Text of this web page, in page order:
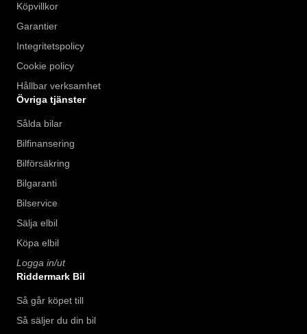
Köpvillkor
Garantier
Integritetspolicy
Cookie policy
Hållbar verksamhet
Övriga tjänster
Sålda bilar
Bilfinansering
Bilförsäkring
Bilgaranti
Bilservice
Sälja elbil
Köpa elbil
Logga in/ut
Riddermark Bil
Så går köpet till
Så säljer du din bil